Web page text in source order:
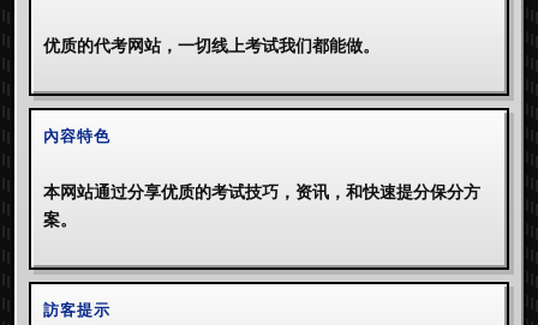
优质的代考网站，一切线上考试我们都能做。
內容特色
本网站通过分享优质的考试技巧，资讯，和快速提分保分方
案。
訪客提示